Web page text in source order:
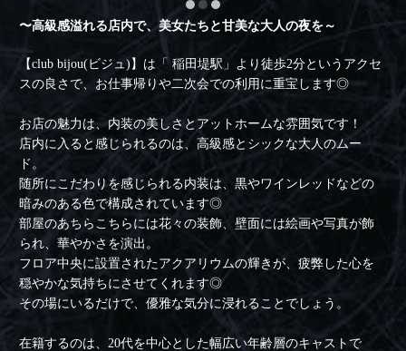
〜高級感溢れる店内で、美女たちと甘美な大人の夜を～
【club bijou(ビジュ)】は「 稲田堤駅」より徒歩2分というアクセ
スの良さで、お仕事帰りや二次会での利用に重宝します◎
お店の魅力は、内装の美しさとアットホームな雰囲気です！
店内に入ると感じられるのは、高級感とシックな大人のムー
ド。
随所にこだわりを感じられる内装は、黒やワインレッドなどの
暗みのある色で構成されています◎
部屋のあちらこちらには花々の装飾、壁面には絵画や写真が飾
られ、華やかさを演出。
フロア中央に設置されたアクアリウムの輝きが、疲弊した心を
穏やかな気持ちにさせてくれます◎
その場にいるだけで、優雅な気分に浸れることでしょう。
在籍するのは、20代を中心とした幅広い年齢層のキャストで